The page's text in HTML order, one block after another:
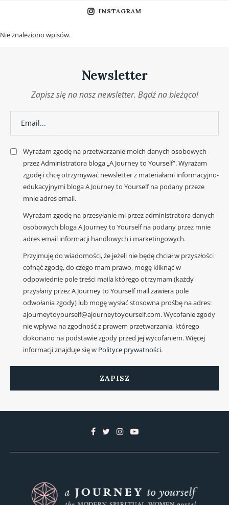
INSTAGRAM
Nie znaleziono wpisów.
Newsletter
Zapisz się na nasz newsletter. Bądź na bieżąco!
Wyrażam zgodę na przetwarzanie moich danych osobowych
przez Administratora bloga „A Journey to Yourself”. Wyrażam
zgodę i chcę otrzymywać newsletter z materiałami informacyjno-
edukacyjnymi bloga A Journey to Yourself na podany przeze
mnie adres email.
Wyrażam zgodę na przesyłanie mi przez administratora danych
osobowych bloga A Journey to Yourself na podany przez mnie
adres email informacji handlowych i marketingowych.
Przyjmuję do wiadomości, że jeżeli nie będę chciał w przyszłości
cofnąć zgodę, do czego mam prawo, mogę kliknąć w
odpowiednie pole treści maila którego otrzymam (każdy
przysłany przez A Journey to Yourself mail zawiera pole
odwołania zgody) lub mogę wysłać stosowna prośbę na adres:
ajourneytoyourself@ajourneytoyourself.com. Wycofanie zgody
nie wpływa na zgodność z prawem przetwarzania, którego
dokonano na podstawie zgody przed jej wycofaniem. Więcej
informacji znajduje się w Polityce prywatności.